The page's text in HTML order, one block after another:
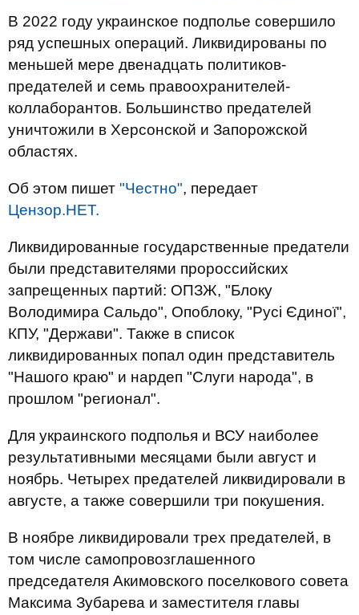
В 2022 году украинское подполье совершило
ряд успешных операций. Ликвидированы по
меньшей мере двенадцать политиков-
предателей и семь правоохранителей-
коллаборантов. Большинство предателей
уничтожили в Херсонской и Запорожской
областях.
Об этом пишет "Честно", передает
Цензор.НЕТ.
Ликвидированные государственные предатели
были представителями пророссийских
запрещенных партий: ОПЗЖ, "Блоку
Володимира Сальдо", Опоблоку, "Русі Єдиної",
КПУ, "Держави". Также в список
ликвидированных попал один представитель
"Нашого краю" и нардеп "Слуги народа", в
прошлом "регионал".
Для украинского подполья и ВСУ наиболее
результативными месяцами были август и
ноябрь. Четырех предателей ликвидировали в
августе, а также совершили три покушения.
В ноябре ликвидировали трех предателей, в
том числе самопровозглашенного
председателя Акимовского поселкового совета
Максима Зубарева и заместителя главы